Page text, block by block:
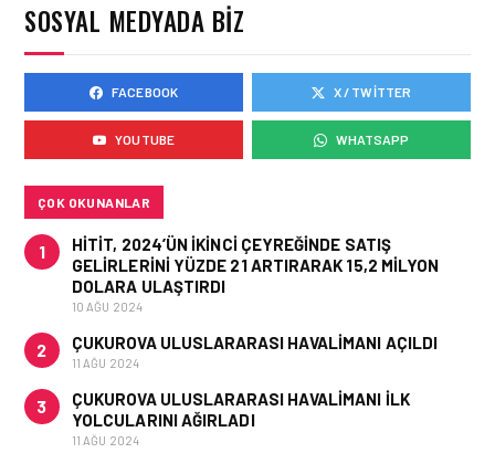
ALINIYOR?
HAVACILIK • 05 AĞU 2026
ÇELEBI HAVACILIK
MACARISTAN’DAN
BUDAPEŞTE GÖNÜLLÜ
SOSYAL MEDYADA BIZ
FACEBOOK X / TWITTER
YOUTUBE WHATSAPP
ÇOK OKUNANLAR
1
HITIT, 2024’ÜN IKINCI ÇEYREĞINDE SATIŞ
GELIRLERINI YÜZDE 21 ARTIRARAK 15,2 MILYON
DOLARA ULAŞTIRDI
10 AĞU 2024
2 ÇUKUROVA ULUSLARARASI HAVALIMANI AÇILDI
11 AĞU 2024
3
ÇUKUROVA ULUSLARARASI HAVALIMANI İLK
YOLCULARINI AĞIRLADI
11 AĞU 2024